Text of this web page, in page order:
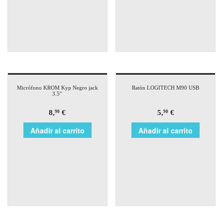
Micrófono KROM Kyp Negro jack
3.5″
8,90 €
Añadir al carrito
Ratón LOGITECH M90 USB
5,90€
Añadir al carrito